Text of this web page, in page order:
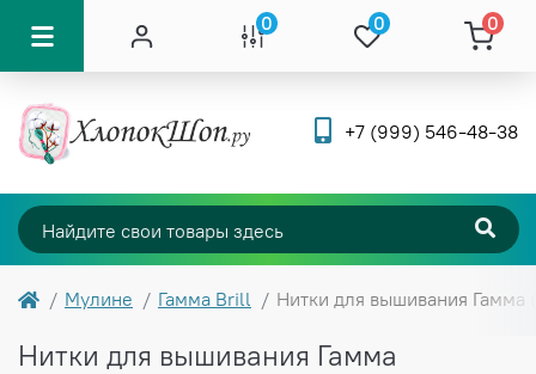
0 0 0
+7 (999) 546-48-38
Мулине Гамма Brill Нитки для вышивания
Нитки для вышивания Гамма